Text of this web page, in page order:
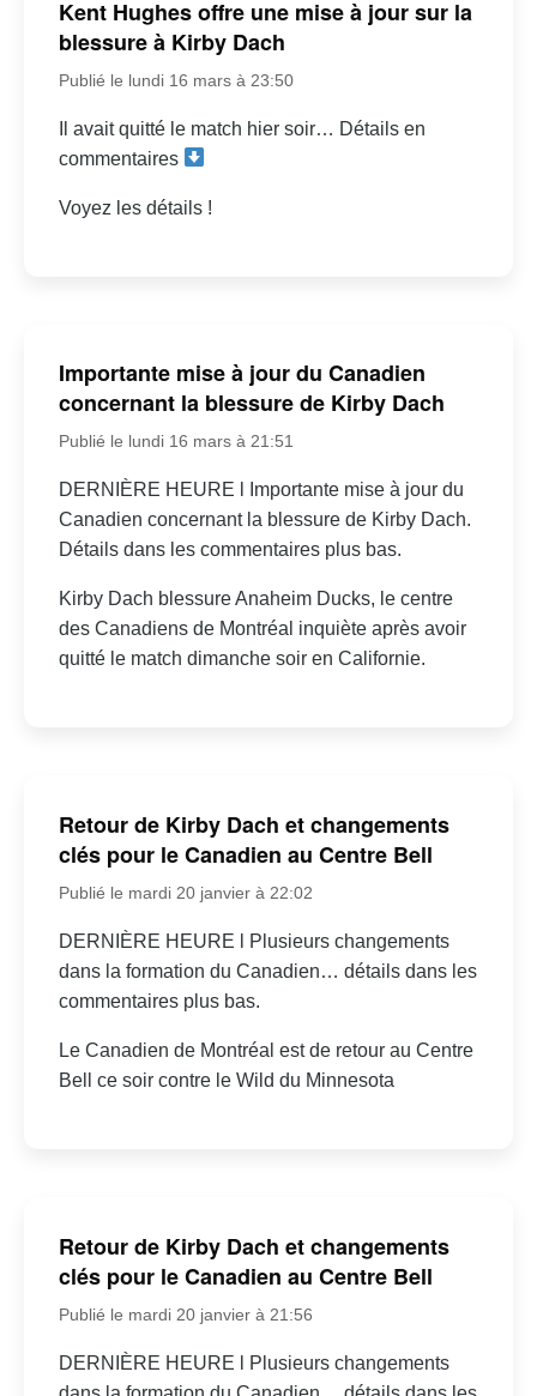
Kent Hughes offre une mise à jour sur la
blessure à Kirby Dach
Publié le lundi 16 mars à 23:50
Il avait quitté le match hier soir… Détails en
commentaires
Voyez les détails !
Importante mise à jour du Canadien
concernant la blessure de Kirby Dach
Publié le lundi 16 mars à 21:51
DERNIÈRE HEURE l Importante mise à jour du
Canadien concernant la blessure de Kirby Dach.
Détails dans les commentaires plus bas.
Kirby Dach blessure Anaheim Ducks, le centre
des Canadiens de Montréal inquiète après avoir
quitté le match dimanche soir en Californie.
Retour de Kirby Dach et changements
clés pour le Canadien au Centre Bell
Publié le mardi 20 janvier à 22:02
DERNIÈRE HEURE l Plusieurs changements
dans la formation du Canadien… détails dans les
commentaires plus bas.
Le Canadien de Montréal est de retour au Centre
Bell ce soir contre le Wild du Minnesota
Retour de Kirby Dach et changements
clés pour le Canadien au Centre Bell
Publié le mardi 20 janvier à 21:56
DERNIÈRE HEURE l Plusieurs changements